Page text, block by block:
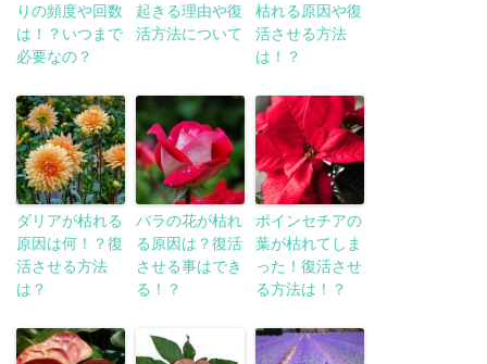
りの頻度や回数
は！？いつまで
必要なの？
起きる理由や復
活方法について
枯れる原因や復
活させる方法
は！？
ダリアが枯れる
原因は何！？復
活させる方法
は？
バラの花が枯れ
る原因は？復活
させる事はでき
る！？
ポインセチアの
葉が枯れてしま
った！復活させ
る方法は！？